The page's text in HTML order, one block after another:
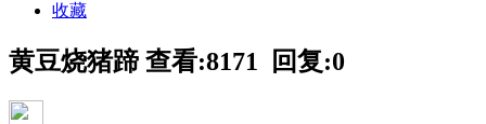
收藏
黄豆烧猪蹄 查看:8171 回复:0